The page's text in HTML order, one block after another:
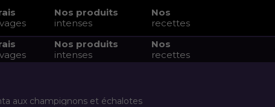
Nos produits
intenses
Nos
recettes
Nos produits
intenses
Nos
recettes
aux champignons et échalotes